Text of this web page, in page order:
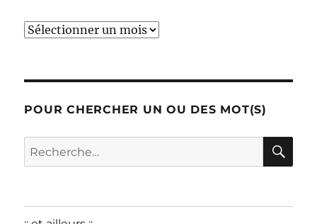
début
POUR CHERCHER UN OU DES MOT(S)
Recherche
pour :